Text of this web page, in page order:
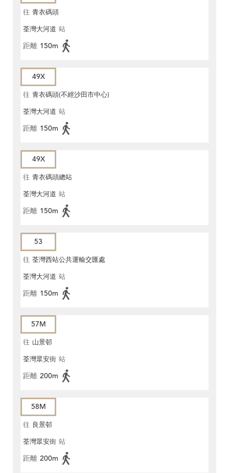
往 青衣碼頭
荃灣大河道 站
距離 150m
49X
往 青衣碼頭(不經沙田市中心)
荃灣大河道 站
距離 150m
49X
往 青衣碼頭總站
荃灣大河道 站
距離 150m
53
往 荃灣西站公共運輸交匯處
荃灣大河道 站
距離 150m
57M
往 山景邨
荃灣眾安街 站
距離 200m
58M
往 良景邨
荃灣眾安街 站
距離 200m